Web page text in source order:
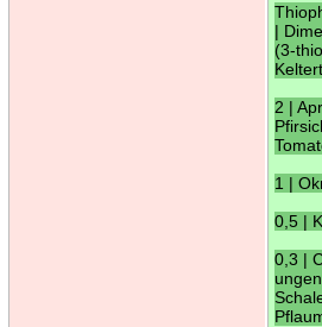
|
(3-
2 |
1 |
0,5 |
0,3 |